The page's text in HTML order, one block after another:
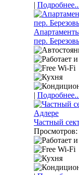
|
пер.
|
Частный
Просмотров: